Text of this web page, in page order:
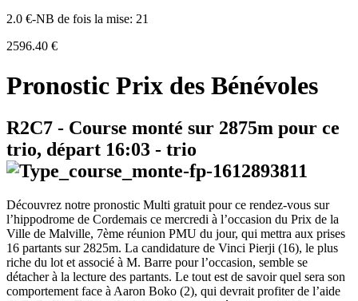
2.0 €-NB de fois la mise: 21
2596.40 €
Pronostic Prix des Bénévoles
R2C7 - Course monté sur 2875m pour ce
trio, départ 16:03 - trio
Découvrez notre pronostic Multi gratuit pour ce rendez-vous sur
l’hippodrome de Cordemais ce mercredi à l’occasion du Prix de la
Ville de Malville, 7ème réunion PMU du jour, qui mettra aux prises
16 partants sur 2825m. La candidature de Vinci Pierji (16), le plus
riche du lot et associé à M. Barre pour l’occasion, semble se
détacher à la lecture des partants. Le tout est de savoir quel sera son
comportement face à Aaron Boko (2), qui devrait profiter de l’aide